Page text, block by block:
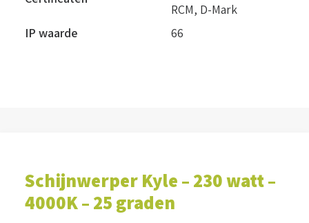
RCM, D-Mark
IP waarde
66
Schijnwerper Kyle – 230 watt –
4000K – 25 graden